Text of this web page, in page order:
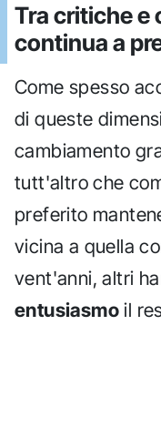
Tra critiche e
continua a
Come spesso
di queste
cambiamento
tutt'altro che
preferito
vicina a quella
vent'anni, altri
entusiasmo il